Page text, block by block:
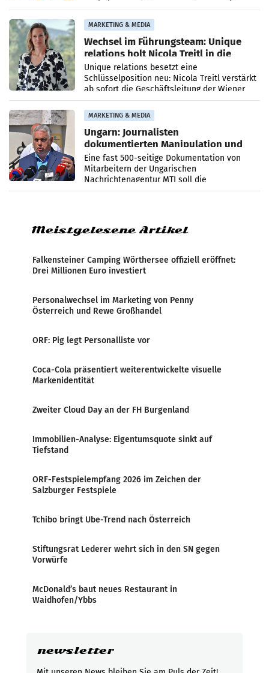
MARKETING & MEDIA
Wechsel im Führungsteam: Unique
relations holt Nicola Treitl in die
Geschäftsleitung
Unique relations besetzt eine
Schlüsselposition neu: Nicola Treitl verstärkt
ab sofort die Geschäftsleitung der Wiener
PR-Agentur an der Seite von Josef Kalina und
Anna Kalina-Mahr.
MARKETING & MEDIA
Ungarn: Journalisten
dokumentierten Manipulation und
Zensur
Eine fast 500-seitige Dokumentation von
Mitarbeitern der Ungarischen
Nachrichtenagentur MTI soll die
systematische Nachrichten-Manipulation und
Meistgelesene Artikel
Falkensteiner Camping Wörthersee offiziell eröffnet:
Drei Millionen Euro investiert
Personalwechsel im Marketing von Penny
Österreich und Rewe Großhandel
ORF: Pig legt Personalliste vor
Coca-Cola präsentiert weiterentwickelte visuelle
Markenidentität
Zweiter Cloud Day an der FH Burgenland
Immobilien-Analyse: Eigentumsquote sinkt auf
Tiefstand
ORF-Festspielempfang 2026 im Zeichen der
Salzburger Festspiele
Tchibo bringt Ube-Trend nach Österreich
Stiftungsrat Lederer wehrt sich in den SN gegen
Vorwürfe
McDonald’s baut neues Restaurant in
Waidhofen/Ybbs
newsletter